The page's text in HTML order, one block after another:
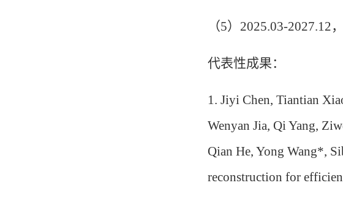
（5） 2025.03-2027.12
代表性成果：
1. Jiyi Chen, Tiantian
Wenyan Jia, Qi Yang,
Qian He, Yong Wang*,
reconstruction for